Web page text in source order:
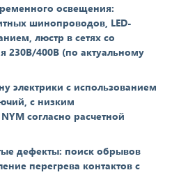
освещения:
шинопроводов, LED-
люстр в сетях со
230В/400В (по актуальному
электрики с использованием
с низким
согласно расчетной
дефекты: поиск обрывов
перегрева контактов с